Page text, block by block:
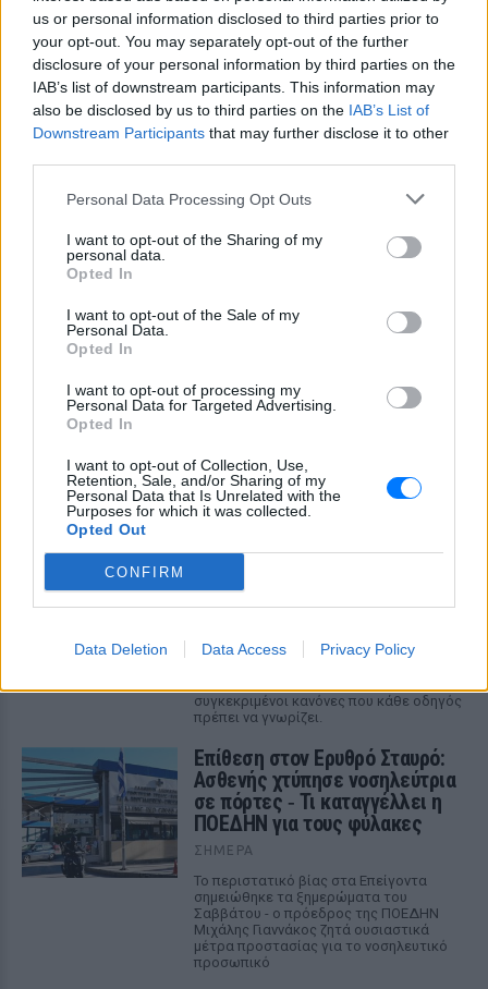
us or personal information disclosed to third parties prior to
your opt-out. You may separately opt-out of the further
disclosure of your personal information by third parties on the
IAB’s list of downstream participants. This information may
also be disclosed by us to third parties on the IAB’s List of
Downstream Participants that may further disclose it to other
Personal Data Processing Opt Outs
I want to opt-out of the Sharing of my
personal data.
Opted In
I want to opt-out of the Sale of my
Personal Data.
Opted In
I want to opt-out of processing my
Personal Data for Targeted Advertising.
Opted In
I want to opt-out of Collection, Use,
Retention, Sale, and/or Sharing of my
Personal Data that Is Unrelated with the
Purposes for which it was collected.
Opted Out
CONFIRM
Data Deletion Data Access Privacy Policy
ΣΤΗΝ ΙΔΙΑ ΚΑΤΗΓΟΡΙΑ
Επιτρέπεται να προσπεράσεις
οι περισσότεροι αγνοούν
Ο Κώδικας Οδικής Κυκλοφορίας δεν
συγκεκριμένοι κανόνες που κάθε οδηγός
πρέπει να γνωρίζει.
Επίθεση στον Ερυθρό Σταυρό:
Ασθενής χτύπησε νοσηλεύτρια
σε πόρτες ‑ Τι καταγγέλλει η
ΠΟΕΔΗΝ για τους φύλακες
ΣΉΜΕΡΑ
Το περιστατικό βίας στα Επείγοντα
σημειώθηκε τα ξημερώματα του
Σαββάτου - ο πρόεδρος της ΠΟΕΔΗΝ
Μιχάλης Γιαννάκος ζητά ουσιαστικά
μέτρα προστασίας για το νοσηλευτικό
προσωπικό